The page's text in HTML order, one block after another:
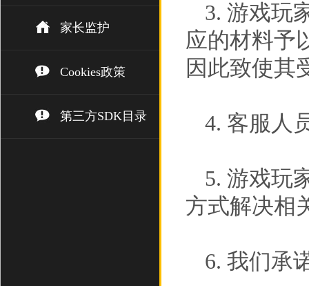
家长监护
Cookies政策
第三方SDK目录
3. 游戏玩
应的材料予
因此致使其
4. 客服人
5. 游戏玩
方式解决相
6. 我们承